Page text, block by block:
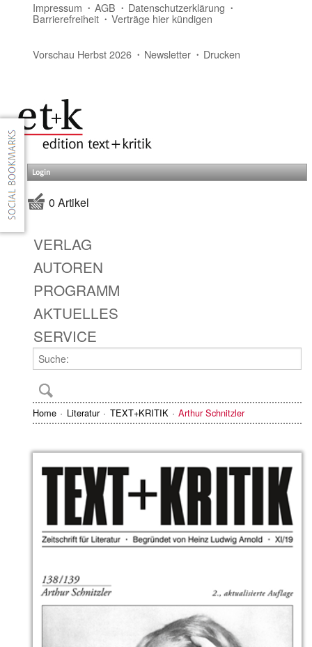
Impressum AGB Datenschutzerklärung
Barrierefreiheit Verträge hier kündigen
Vorschau Herbst 2026 Newsletter Drucken
Login
0 Artikel
VERLAG
AUTOREN
PROGRAMM
AKTUELLES
SERVICE
Home Literatur TEXT+KRITIK Arthur Schnitzler